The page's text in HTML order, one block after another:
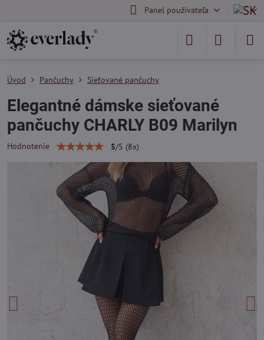
Panel používateľa
Úvod Pančuchy Sieťované pančuchy
Elegantné dámske sieťované
pančuchy CHARLY B09 Marilyn
Hodnotenie 5/5 (8x)